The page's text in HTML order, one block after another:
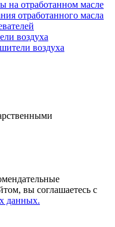
на отработанном масле
отработанного масла
воздуха
воздуха
вы соглашаетесь с
данных.